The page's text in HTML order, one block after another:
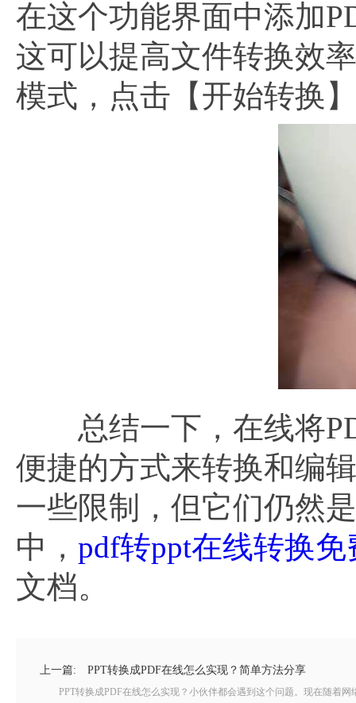
在这个功能界面中添加
这可以提高文件转换效
模式，点击【开始转换
总结一下，在线将
便捷的方式来转换和编
一些限制，但它们仍然
中， pdf转ppt在线转换免
文档。
上一篇: PPT转换成PDF在线怎么实现？简单方法分享
PPT转换成PDF在线怎么实现？小伙伴都会遇到这个问题。现在随着网